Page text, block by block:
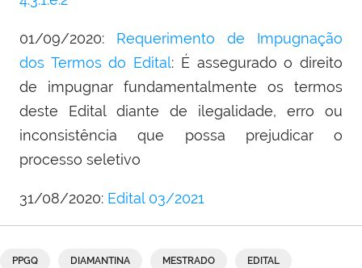
01/09/2020: Requerimento de Impugnação
dos Termos do Edital: É assegurado o direito
de impugnar fundamentalmente os termos
deste Edital diante de ilegalidade, erro ou
inconsistência que possa prejudicar o
processo seletivo
31/08/2020: Edital 03/2021
PPGQ DIAMANTINA MESTRADO EDITAL